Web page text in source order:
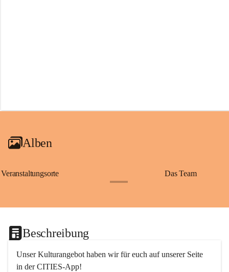
Alben
Veranstaltungsorte Das Team
Beschreibung
Unser Kulturangebot haben wir für euch auf unserer Seite
in der CITIES-App!